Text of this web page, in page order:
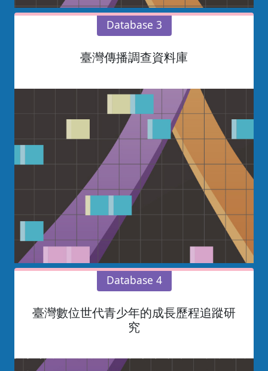
Database 3
臺灣傳播調查資料庫
Database 4
臺灣數位世代青少年的成長歷程追蹤研
究